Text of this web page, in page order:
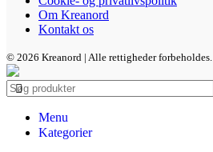
Om Kreanord
Kontakt os
© 2026 Kreanord | Alle rettigheder forbeholdes.
Menu
Kategorier